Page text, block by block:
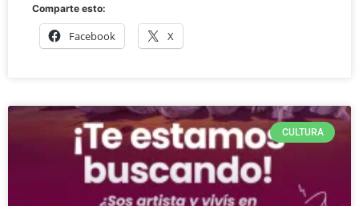
Comparte esto:
Facebook X
CULTURA